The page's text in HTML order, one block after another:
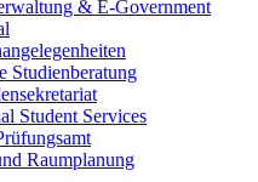
& E-Government
Studienberatung
Student Services
Raumplanung